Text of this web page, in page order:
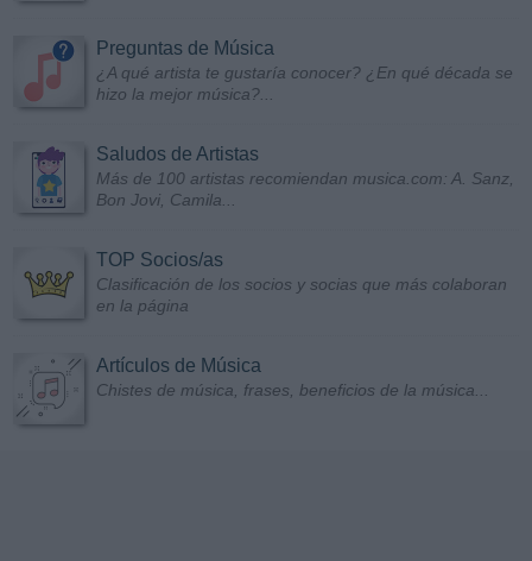
Preguntas de Música
¿A qué artista te gustaría conocer? ¿En qué década se
hizo la mejor música?...
Saludos de Artistas
Más de 100 artistas recomiendan musica.com: A. Sanz,
Bon Jovi, Camila...
TOP Socios/as
Clasificación de los socios y socias que más colaboran
en la página
Artículos de Música
Chistes de música, frases, beneficios de la música...